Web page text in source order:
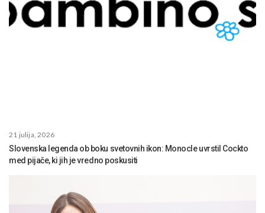
21 julija, 2026
Slovenska legenda ob boku svetovnih ikon: Monocle uvrstil Cockto
med pijače, ki jih je vredno poskusiti